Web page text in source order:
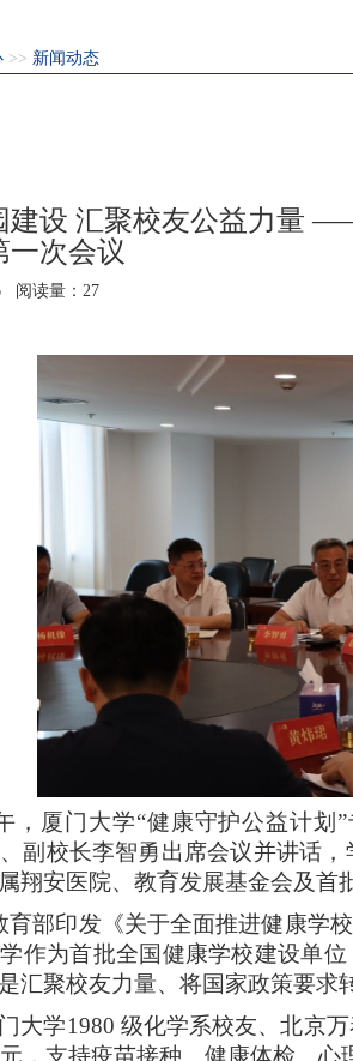
>> 新闻动态
建设 汇聚校友公益力量
一次会议
阅读量：27
，厦门大学“健康守护公益计划
副校长李智勇出席会议并讲话
翔安医院、教育发展基金会及首
育部印发《关于全面推进健康学
作为首批全国健康学校建设单
汇聚校友力量、将国家政策要求
大学1980 级化学系校友、北京